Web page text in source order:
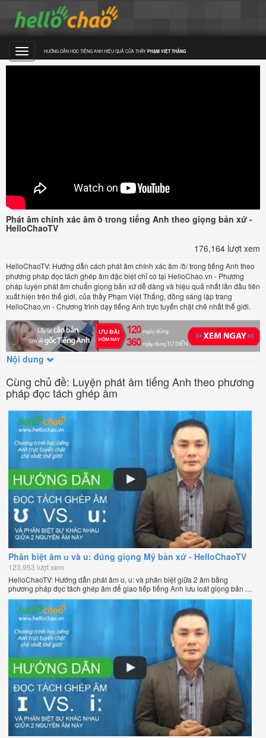
Toggle
HƯỚNG DẪN HỌC TIẾNG ANH HIỆU QUẢ CỦA THẦY PHẠM VIỆT THẮNG
Phát âm chính xác âm ð trong tiếng Anh theo giọng bản xứ -
HelloChaoTV
176,164 lượt xem
HelloChaoTV: Hướng dẫn cách phát âm chính xác âm /ð/ trong tiếng Anh theo
phương pháp đọc tách ghép âm đặc biệt chỉ có tại HelloChao.vn - Phương
pháp luyện phát âm chuẩn giọng bản xứ dễ dàng và hiệu quả nhất lần đầu tiên
xuất hiện trên thế giới, của thầy Phạm Việt Thắng, đồng sáng lập trang
HelloChao.vn - Chương trình dạy tiếng Anh trực tuyến chặt chẽ nhất thế giới.
Nội dung
Cùng chủ đề: Luyện phát âm tiếng Anh theo phương
pháp đọc tách ghép âm
Phân biệt âm ʊ và u: đúng giọng Mỹ bản xứ - HelloChaoTV
123,953 lượt xem
HelloChaoTV: Hướng dẫn phát âm ʊ, u: và phân biệt giữa 2 âm bằng
phương pháp đọc tách ghép âm để giao tiếp tiếng Anh lưu loát giọng bản
xứ. Hướng dẫn học tiếng Anh hiệu quả giúp bạn nói tiếng Anh tự nhiên
như người bản xứ của thầy Phạm Việt Thắng, đồng sáng lập
HelloChao.vn - Chương trình dạy tiếng Anh trực tuyến chặt chẽ nhất thế
giới.